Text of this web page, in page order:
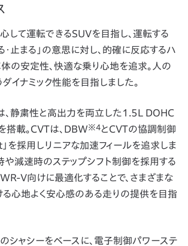
して運転できるSUVを目指し、運転する
・止まる」の意思に対し、的確に反応するハ
の安定性、快適な乗り心地を追求。人の
イナミック性能を目指しました。
は、静粛性と高出力を両立した1.5L DOHC
搭載。CVTは、DBW※4とCVTの協調制御
を採用しリニアな加速フィールを追求しま
や減速時のステップシフト制御を採用する
V向けに最適化することで、さまざまな
る心地よく安心感のある走りの提供を目指
」のシャシーをベースに、電子制御パワーステ